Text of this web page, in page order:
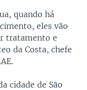
quando há
eles vão
tratamento e
da Costa, chefe
cidade de São